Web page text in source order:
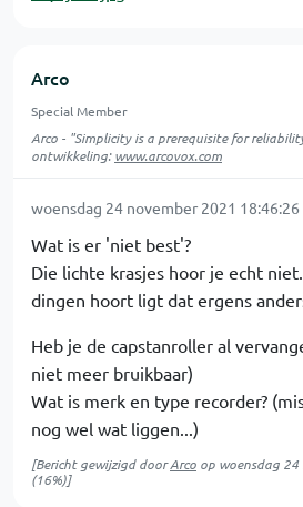
Arco
Special Member
Arco - "Simplicity is a prerequisite for
ontwikkeling:www.arcovox.com
woensdag 24 november 2021 18:46:26
Wat is er 'niet best'?
Die lichte krasjes hoor je echt
dingen hoort ligt dat ergens
Heb je de capstanroller al
niet meer bruikbaar)
Wat is merk en type recorder?
nog wel wat liggen...)
[Bericht gewijzigd doorArco op woensdag
(16%)]